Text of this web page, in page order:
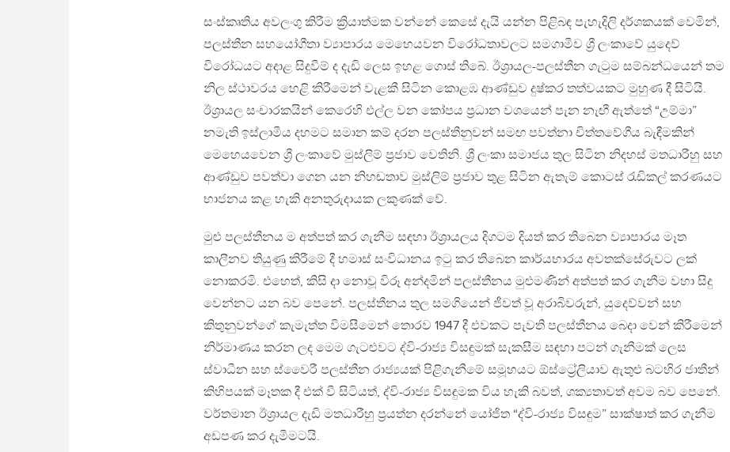
සංස්කෘතිය අවලංගු කිරීම ක්‍රියාත්මක වන්නේ කෙසේ දැයි යන්න පිළිබඳ පැහැදිලි දර්ශකයක් වෙමින්,
පලස්තීන සහයෝගීතා ව්‍යාපාරය මෙහෙයවන විරෝධතාවලට සමගාමීව ශ්‍රී ලංකාවේ යුදෙව්
විරෝධයට අදාළ සිදුවීම් ද දැඩි ලෙස ඉහළ ගොස් තිබේ. ඊශ්‍රායල-පලස්තීන ගැටුම සම්බන්ධයෙන් තම
නිල ස්ථාවරය හෙළි කිරීමෙන් වැළකී සිටින කොළඹ ආණ්ඩුව දුෂ්කර තත්වයකට මුහුණ දී සිටියි.
ඊශ්‍රායල සංචාරකයින් කෙරෙහි එල්ල වන කෝපය ප්‍රධාන වශයෙන් පැන නැඟී ඇත්තේ “උම්මා”
නමැති ඉස්ලාමීය දහමට සමාන කම් දරන පලස්තීනුවන් සමඟ පවත්නා චිත්තවේගීය බැඳීමකින්
මෙහෙයවෙන ශ්‍රී ලංකාවේ මුස්ලිම් ප්‍රජාව වෙතිනි. ශ්‍රී ලංකා සමාජය තුල සිටින නිදහස් මතධාරීහු සහ
ආණ්ඩුව පවත්වා ගෙන යන නිහඬතාව මුස්ලිම් ප්‍රජාව තුළ සිටින ඇතැම් කොටස් රැඩිකල් කරණයට
භාජනය කළ හැකි අනතුරුදායක ලකුණක් වේ.
මුළු පලස්තීනය ම අත්පත් කර ගැනීම සඳහා ඊශ්‍රායලය දිගටම දියත් කර තිබෙන ව්‍යාපාරය මෑත
කාලීනව තියුණු කිරීමේ දී හමාස් සංවිධානය ඉටු කර තිබෙන කාර්යභාරය අවතක්සේරුවට ලක්
නොකරමි. එහෙත්, කිසි දා නොවූ විරූ අන්දමින් පලස්තීනය මුළුමණින් අත්පත් කර ගැනීම වහා සිදු
වෙන්නට යන බව පෙනේ. පලස්තීනය තුල සමගියෙන් ජීවත් වූ අරාබිවරුන්, යුදෙව්වන් සහ
කිතුනුවන්ගේ කැමැත්ත විමසීමෙන් තොරව 1947 දී එවකට පැවති පලස්තීනය බෙදා වෙන් කිරීමෙන්
නිර්මාණය කරන ලද මෙම ගැට‍ළුවට ද්වි-රාජ්‍ය විසඳුමක් සැකසීම සඳහා පටන් ගැනීමක් ලෙස
ස්වාධීන සහ ස්වෛරී පලස්තීන රාජ්‍යයක් පිළිගැනීමේ සමූහයට ඕස්ට්‍රේලියාව ඇතුළු බටහිර ජාතීන්
කිහිපයක් මෑතක දී එක් වී සිටියත්, ද්වි-රාජ්‍ය විසඳුමක විය හැකි බවත්, ශක්‍යතාවත් අවම බව පෙනේ.
වර්තමාන ඊශ්‍රායල දැඩි මතධාරීහු ප්‍රයත්න දරන්නේ යෝජිත “ද්වි-රාජ්‍ය විසඳුම” සාක්ෂාත් කර ගැනීම
අඩපණ කර දැමීමටයි.